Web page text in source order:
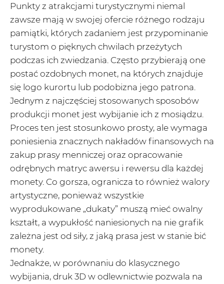
Punkty z atrakcjami turystycznymi niemal
zawsze mają w swojej ofercie różnego rodzaju
pamiątki, których zadaniem jest przypominanie
turystom o pięknych chwilach przeżytych
podczas ich zwiedzania. Często przybierają one
postać ozdobnych monet, na których znajduje
się logo kurortu lub podobizna jego patrona.
Jednym z najczęściej stosowanych sposobów
produkcji monet jest wybijanie ich z mosiądzu.
Proces ten jest stosunkowo prosty, ale wymaga
poniesienia znacznych nakładów finansowych na
zakup prasy menniczej oraz opracowanie
odrębnych matryc awersu i rewersu dla każdej
monety. Co gorsza, ogranicza to również walory
artystyczne, ponieważ wszystkie
wyprodukowane „dukaty” muszą mieć owalny
kształt, a wypukłość naniesionych na nie grafik
zależna jest od siły, z jaką prasa jest w stanie bić
monety.
Jednakże, w porównaniu do klasycznego
wybijania, druk 3D w odlewnictwie pozwala na